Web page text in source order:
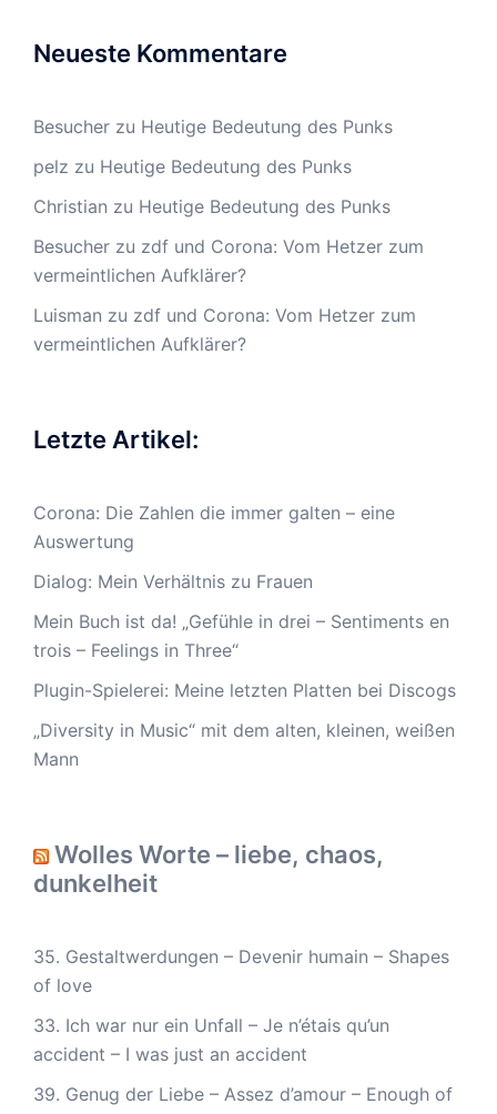
Neueste Kommentare
Besucher zu Heutige Bedeutung des Punks
pelz zu Heutige Bedeutung des Punks
Christian zu Heutige Bedeutung des Punks
Besucher zu zdf und Corona: Vom Hetzer zum
vermeintlichen Aufklärer?
Luisman zu zdf und Corona: Vom Hetzer zum
vermeintlichen Aufklärer?
Letzte Artikel:
Corona: Die Zahlen die immer galten – eine
Auswertung
Dialog: Mein Verhältnis zu Frauen
Mein Buch ist da! „Gefühle in drei – Sentiments en
trois – Feelings in Three“
Plugin-Spielerei: Meine letzten Platten bei Discogs
„Diversity in Music“ mit dem alten, kleinen, weißen
Mann
Wolles Worte – liebe, chaos,
dunkelheit
35. Gestaltwerdungen – Devenir humain – Shapes
of love
33. Ich war nur ein Unfall – Je n’étais qu’un
accident – I was just an accident
39. Genug der Liebe – Assez d’amour – Enough of